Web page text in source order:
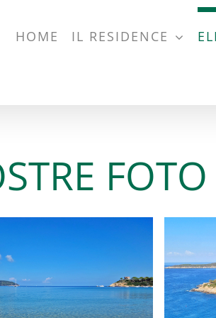
HOME IL RESIDENCE
Residence Al